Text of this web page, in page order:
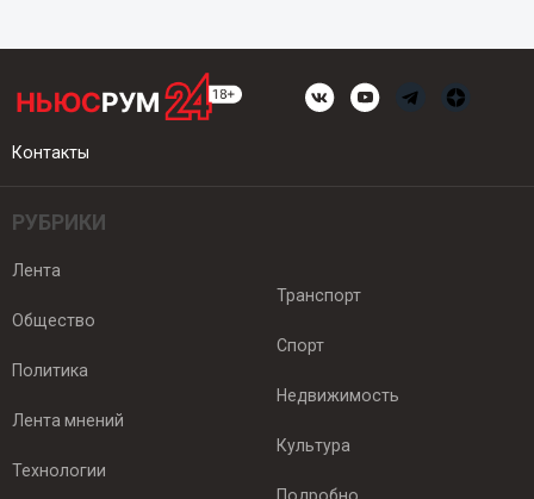
Контакты
РУБРИКИ
Лента
Общество
Политика
Лента мнений
Технологии
Транспорт
Спорт
Недвижимость
Культура